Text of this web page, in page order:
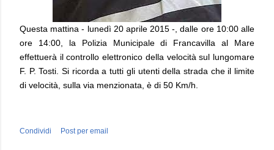
Questa mattina - lunedì 20 aprile 2015 -, dalle ore 10:00 alle
ore 14:00, la Polizia Municipale di Francavilla al Mare
effettuerà il controllo elettronico della velocità sul lungomare
F. P. Tosti. Si ricorda a tutti gli utenti della strada che il limite
di velocità, sulla via menzionata, è di 50 Km/h.
Condividi Post per email